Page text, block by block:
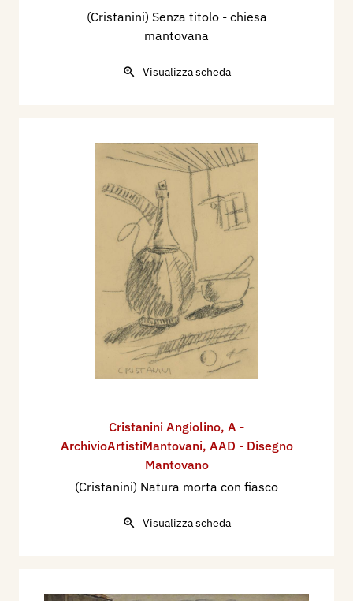
(Cristanini) Senza titolo - chiesa
mantovana
Visualizza scheda
Cristanini Angiolino, A -
ArchivioArtistiMantovani, AAD - Disegno
Mantovano
(Cristanini) Natura morta con fiasco
Visualizza scheda